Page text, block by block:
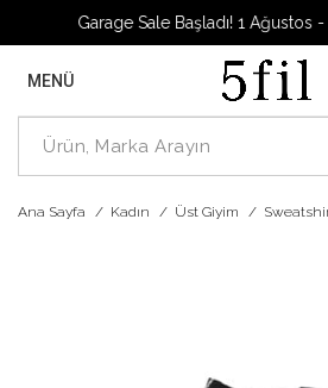
Garage Sale Başladı! 1 Ağustos - 31
MENÜ
Ana Sayfa Kadın Üst Giyim